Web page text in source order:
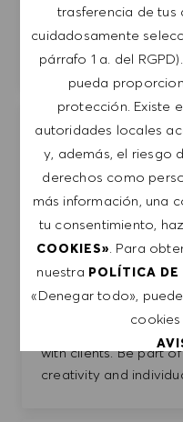
trasferencia de tus
cuidadosamente
párrafo 1 a. del
pueda
protección. Existe
autoridades locales
y, además, el riesgo
derechos como
más información, una
tu consentimiento,
COOKIES» . Para
nuestra POLÍTICA DE
«Denegar todo»,
cookies
relationships with
team that values
fashion industry.
PT sales associate
HUGO BOSS
United States
Tiempo completo
Join our team as a
BOSS! Utilize your
with clients. Be part
creativity and